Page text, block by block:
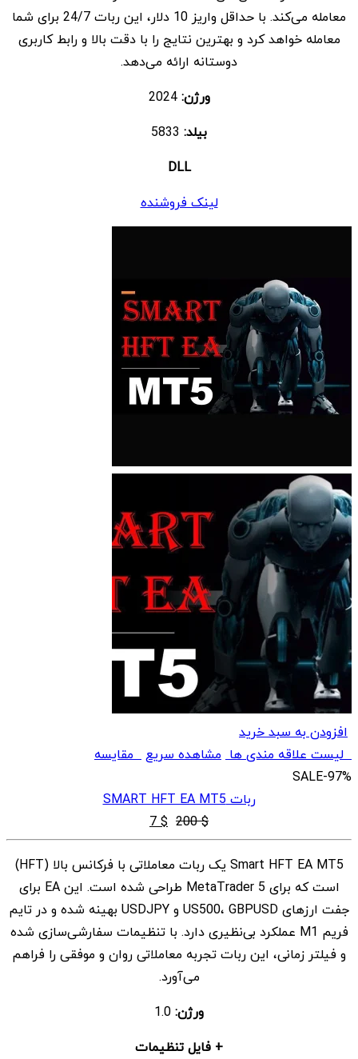
معامله می‌کند. با حداقل واریز 10 دلار، این ربات 24/7 برای شما
معامله خواهد کرد و بهترین نتایج را با دقت بالا و رابط کاربری
دوستانه ارائه می‌دهد.
ورژن:2024
بیلد:
DLL
لینک فروشنده
افزودن به سبد خرید
لیست علاقه مندی ها مشاهده سریعمقایسه
SALE-97%
ربات SMART HFT EA MT5
$
200
قیمت
اصلی
$ 200
بود.
$
7 قیمت
فعلی
$ 7
است.
Smart HFT EA MT5 یک ربات معاملاتی با فرکانس بالا (HFT)
است که برای MetaTrader 5 طراحی شده است. این EA برای
جفت ارزهای US500، GBPUSD و USDJPY بهینه شده و در تایم
فریم M1 عملکرد بی‌نظیری دارد. با تنظیمات سفارشی‌سازی شده
و فیلتر زمانی، این ربات تجربه معاملاتی روان و موفقی را فراهم
می‌آورد.
ورژن:
+ فایل تنظیمات